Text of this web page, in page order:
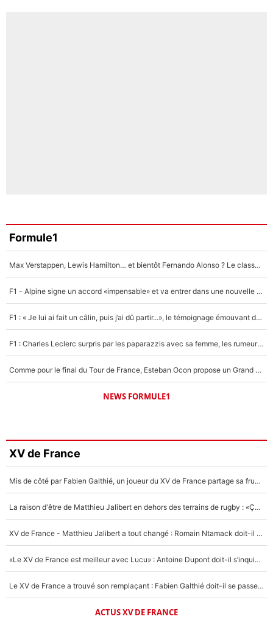
Formule1
Max Verstappen, Lewis Hamilton… et bientôt Fernando Alonso ? Le classement des pilotes les mieux payés en Formule 1 risque de changer !
F1 - Alpine signe un accord «impensable» et va entrer dans une nouvelle dimension : Grande nouvelle pour Pierre Gasly !
F1 : « Je lui ai fait un câlin, puis j’ai dû partir...», le témoignage émouvant de Max Verstappen sur sa fille
F1 : Charles Leclerc surpris par les paparazzis avec sa femme, les rumeurs étaient vraies !
Comme pour le final du Tour de France, Esteban Ocon propose un Grand Prix de Formule 1 à Paris : «Autour de l’Arc de Triomphe, ce serait génial» !
NEWS FORMULE1
XV de France
Mis de côté par Fabien Galthié, un joueur du XV de France partage sa frustration : «ils ne me l’ont pas dit tout de suite»
La raison d'être de Matthieu Jalibert en dehors des terrains de rugby : «Ça m'atteint autant que si tu touches à un membre de ma famille»
XV de France - Matthieu Jalibert a tout changé : Romain Ntamack doit-il s’inquiéter pour sa place à un an de la Coupe du monde ?
«Le XV de France est meilleur avec Lucu» : Antoine Dupont doit-il s’inquiéter pour sa place ?
Le XV de France a trouvé son remplaçant : Fabien Galthié doit-il se passer d'Antoine Dupont ?
ACTUS XV DE FRANCE